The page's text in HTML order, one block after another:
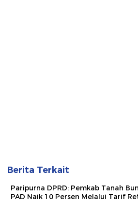
Berita Terkait
Paripurna DPRD: Pemkab Tanah
PAD Naik 10 Persen Melalui Tarif